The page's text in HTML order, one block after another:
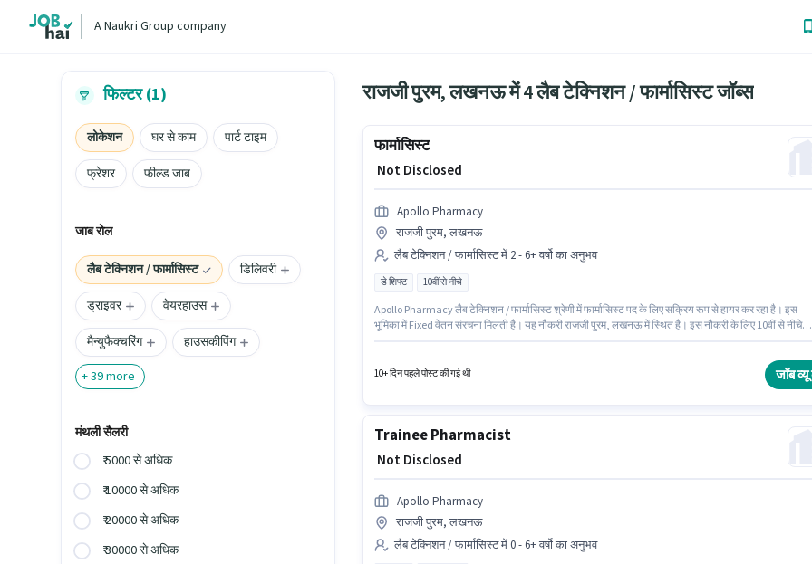
A Naukri Group company
फिल्टर (1)
लोकेशन घर से काम
पार्ट टाइम
फ्रेशर
फील्ड जाब
जाब रोल
लैब टेक्निशन / फार्मासिस्ट
डिलिवरी
ड्राइवर
वेयरहाउस
मैन्युफैक्चरिंग
हाउसकीपिंग
+39more
मंथली सैलरी
₹ 5000 से अधिक
₹ 10000 से अधिक
₹ 20000 से अधिक
₹ 30000 से अधिक
राजजी पुरम, लखनऊ में 4 लैब टेक्निशन / फार्मासिस्ट जॉब्स
फार्मासिस्ट
₹ Not Disclosed
Apollo Pharmacy
राजजी पुरम, लखनऊ
लैब टेक्निशन / फार्मासिस्ट में 2 - 6+ वर्षो का अनुभव
डे शिफ्ट 10वीं से नीचे
Apollo Pharmacy लैब टेक्निशन / फार्मासिस्ट श्रेणी में फार्मासिस्ट पद के लिए सक्रिय रूप से हायर कर रहा है। इस
भूमिका में Fixed वेतन संरचना मिलती है। यह नौकरी राजजी पुरम, लखनऊ में स्थित है। इस नौकरी के लिए 10वीं से नीचे
10+ दिन पहले पोस्ट की गई थी जॉब
Trainee Pharmacist
₹ Not Disclosed
Apollo Pharmacy
राजजी पुरम, लखनऊ
लैब टेक्निशन / फार्मासिस्ट में 0 - 6+ वर्षो का अनुभव